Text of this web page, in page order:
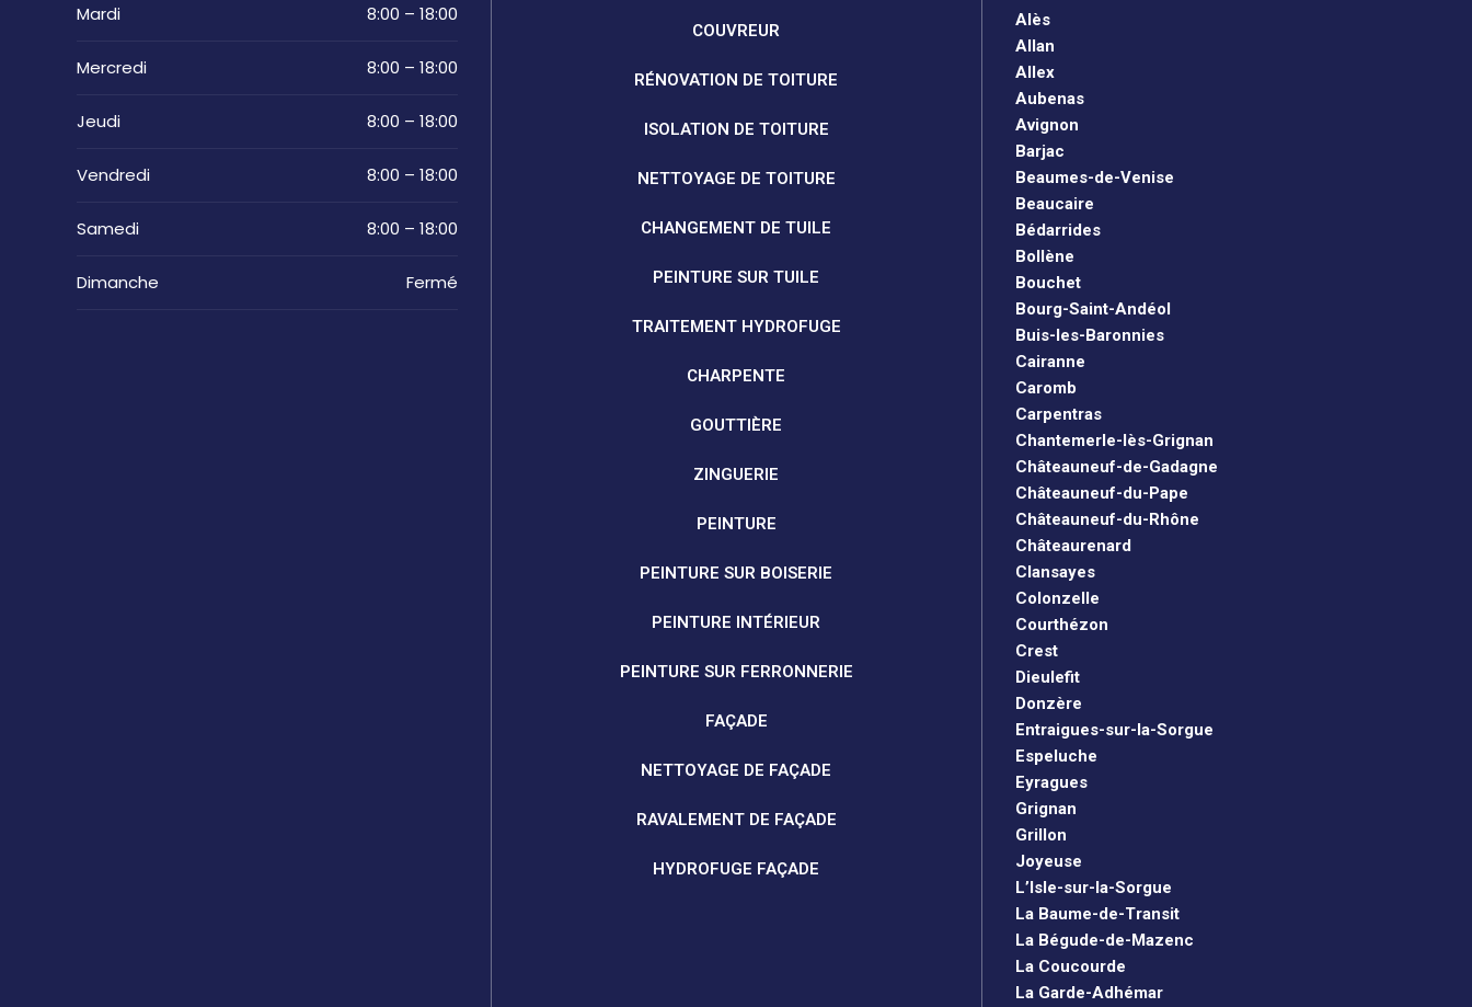
Mardi 8:00 – 18:00
Mercredi 8:00 – 18:00
Jeudi 8:00 – 18:00
Vendredi 8:00 – 18:00
Samedi 8:00 – 18:00
Dimanche Fermé
COUVREUR
RÉNOVATION DE TOITURE
ISOLATION DE TOITURE
NETTOYAGE DE TOITURE
CHANGEMENT DE TUILE
PEINTURE SUR TUILE
TRAITEMENT HYDROFUGE
CHARPENTE
GOUTTIÈRE
ZINGUERIE
PEINTURE
PEINTURE SUR BOISERIE
PEINTURE INTÉRIEUR
PEINTURE SUR FERRONNERIE
FAÇADE
NETTOYAGE DE FAÇADE
RAVALEMENT DE FAÇADE
HYDROFUGE FAÇADE
Alès
Allan
Allex
Aubenas
Avignon
Barjac
Beaumes-de-Venise
Beaucaire
Bédarrides
Bollène
Bouchet
Bourg-Saint-Andéol
Buis-les-Baronnies
Cairanne
Caromb
Carpentras
Chantemerle-lès-Grignan
Châteauneuf-de-Gadagne
Châteauneuf-du-Pape
Châteauneuf-du-Rhône
Châteaurenard
Clansayes
Colonzelle
Courthézon
Crest
Dieulefit
Donzère
Entraigues-sur-la-Sorgue
Espeluche
Eyragues
Grignan
Grillon
Joyeuse
L’Isle-sur-la-Sorgue
La Baume-de-Transit
La Bégude-de-Mazenc
La Coucourde
La Garde-Adhémar